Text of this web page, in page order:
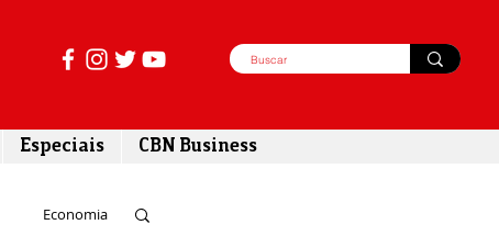
Especiais CBN Business
Economia